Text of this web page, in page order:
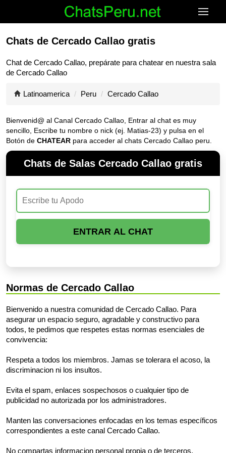
Chats de Cercado Callao gratis
Chat de Cercado Callao, prepárate para chatear en nuestra sala
de Cercado Callao
Latinoamerica Peru Cercado Callao
Bienvenid@ al Canal Cercado Callao , Entrar al chat es muy
sencillo, Escribe tu nombre o nick (ej. Matias-23) y pulsa en el
Botón de CHATEAR para acceder al chats Cercado Callao peru.
Chats de Salas Cercado Callao gratis
ENTRAR AL CHAT
Normas de Cercado Callao
Bienvenido a nuestra comunidad de Cercado Callao. Para
asegurar un espacio seguro, agradable y constructivo para
todos, te pedimos que respetes estas normas esenciales de
convivencia:
Respeta a todos los miembros. Jamas se tolerara el acoso, la
discriminacion ni los insultos.
Evita el spam, enlaces sospechosos o cualquier tipo de
publicidad no autorizada por los administradores.
Manten las conversaciones enfocadas en los temas específicos
correspondientes a este canal Cercado Callao.
No compartas informacion personal propia o de terceros.